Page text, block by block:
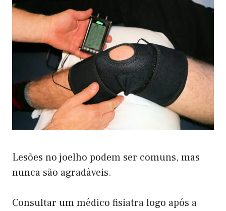
Lesões no joelho podem ser comuns, mas
nunca são agradáveis.
Consultar um médico fisiatra logo após a